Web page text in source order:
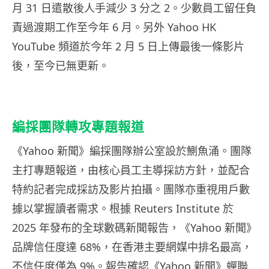
月 31 日遣散後人手減少 3 分之 2。少數員工留任負
責過渡期工作至今年 6 月。另外 Yahoo HK
YouTube 頻道於今年 2 月 5 日上傳最後一條影片
後，至今已無更新。
編採團隊轉攻專題報道
《Yahoo 新聞》編採團隊辦公室設於鰂魚涌。團隊
主打專題報道，由核心員工主導採訪方針，並配合
特約記者完成採訪及影片拍攝。團隊亦重視用戶數
據以掌握讀者需求。根據 Reuters Institute 於
2025 年發布的全球數碼新聞報告，《Yahoo 新聞》
品牌信任度達 68%，在香港主要網媒中排名最高，